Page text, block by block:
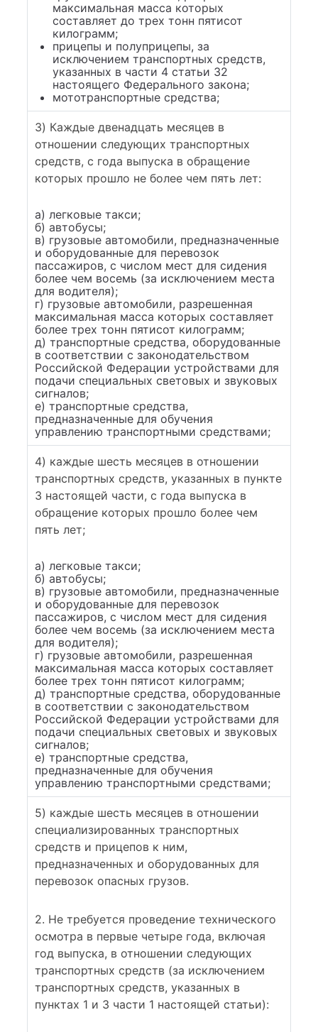
максимальная масса которых
составляет до трех тонн пятисот
килограмм;
прицепы и полуприцепы, за
исключением транспортных средств,
указанных в части 4 статьи 32
настоящего Федерального закона;
мототранспортные средства;
3) Каждые двенадцать месяцев в
отношении следующих транспортных
средств, с года выпуска в обращение
которых прошло не более чем пять лет:
а) легковые такси;
б) автобусы;
в) грузовые автомобили, предназначенные
и оборудованные для перевозок
пассажиров, с числом мест для сидения
более чем восемь (за исключением места
для водителя);
г) грузовые автомобили, разрешенная
максимальная масса которых составляет
более трех тонн пятисот килограмм;
д) транспортные средства, оборудованные
в соответствии с законодательством
Российской Федерации устройствами для
подачи специальных световых и звуковых
сигналов;
е) транспортные средства,
предназначенные для обучения
управлению транспортными средствами;
4) каждые шесть месяцев в отношении
транспортных средств, указанных в пункте
3 настоящей части, с года выпуска в
обращение которых прошло более чем
пять лет;
а) легковые такси;
б) автобусы;
в) грузовые автомобили, предназначенные
и оборудованные для перевозок
пассажиров, с числом мест для сидения
более чем восемь (за исключением места
для водителя);
г) грузовые автомобили, разрешенная
максимальная масса которых составляет
более трех тонн пятисот килограмм;
д) транспортные средства, оборудованные
в соответствии с законодательством
Российской Федерации устройствами для
подачи специальных световых и звуковых
сигналов;
е) транспортные средства,
предназначенные для обучения
управлению транспортными средствами;
5) каждые шесть месяцев в отношении
специализированных транспортных
средств и прицепов к ним,
предназначенных и оборудованных для
перевозок опасных грузов.
2. Не требуется проведение технического
осмотра в первые четыре года, включая
год выпуска, в отношении следующих
транспортных средств (за исключением
транспортных средств, указанных в
пунктах 1 и 3 части 1 настоящей статьи):